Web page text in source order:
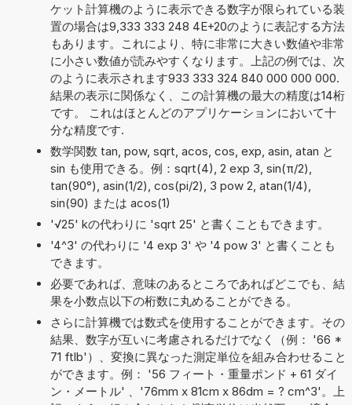
ケット計算機のように表示できる数字が限られている装
置の場合は9,333 333 248 4E+20のように表記する方法
もあります。これにより、特に非常に大きい数値や非常
に小さい数値が読みやすくなります。上記の例では、次
のように表示されます933 333 324 840 000 000 000.
結果の表示に関係なく、この計算機の最大の精度は14桁
です。 これはほとんどのアプリケーションにおいて十
分な精度です.
数学関数 tan, pow, sqrt, acos, cos, exp, asin, atan と
sin も使用できる。例：sqrt(4), 2 exp 3, sin(π/2),
tan(90°), asin(1/2), cos(pi/2), 3 pow 2, atan(1/4),
sin(90) または acos(1)
'√25' kの代わりに 'sqrt 25' と書くこともできます。
'4^3' の代わりに '4 exp 3' や '4 pow 3' と書くことも
できます。
必要であれば、意味のあるところであればどこでも、結
果を小数点以下の桁数に丸めることができる。
さらに計算機では数式を使用することができます。その
結果、数字が互いに考慮されるだけでなく（例： '66 *
71 ftlb'）、変換に異なった測定単位を組み合わせること
ができます。例： '56 フィート・重量ポンド + 61 ダイ
ン・メートル' 、'76mm x 81cm x 86dm = ? cm^3'。上